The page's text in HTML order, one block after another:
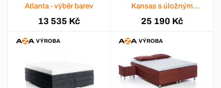
Atlanta - výběr barev
13 535 Kč
Kansas s úložným
prostorem
25 190 Kč
VÝROBA VÝROBA